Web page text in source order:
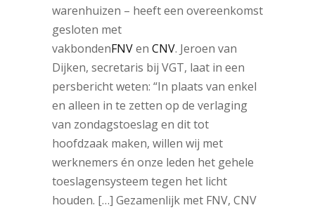
warenhuizen – heeft een overeenkomst
gesloten met
vakbondenFNVen CNV. Jeroen van
Dijken, secretaris bij VGT, laat in een
persbericht weten: “In plaats van enkel
en alleen in te zetten op de verlaging
van zondagstoeslag en dit tot
hoofdzaak maken, willen wij met
werknemers én onze leden het gehele
toeslagensysteem tegen het licht
houden. […] Gezamenlijk met FNV, CNV